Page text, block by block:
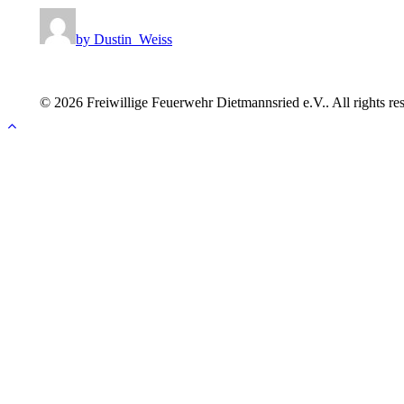
by Dustin_Weiss
© 2026 Freiwillige Feuerwehr Dietmannsried e.V.. All rights